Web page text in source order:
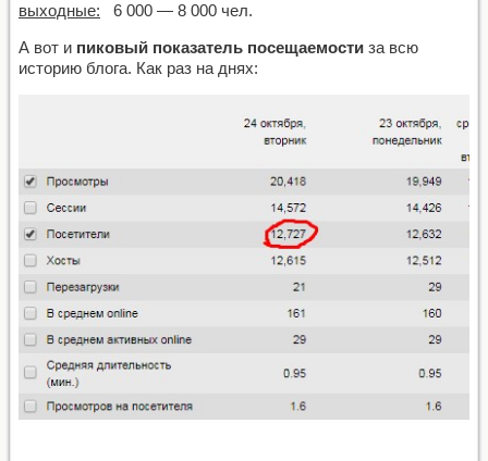
выходные: 6 000 — 8 000 чел.
А вот и пиковый показатель посещаемости за всю
историю блога. Как раз на днях: